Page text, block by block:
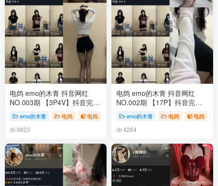
电鸽 emo的木青 抖音网红
NO.003期 【3P4V】抖音完整
emo的木青 电鸽 电鸽
9823
电鸽 emo的木青 抖音网红
NO.002期 【17P】抖音完整
emo的木青 电鸽 电鸽
4264